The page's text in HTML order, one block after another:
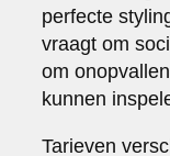
perfecte
vraagt om
om
kunnen
Tarieven